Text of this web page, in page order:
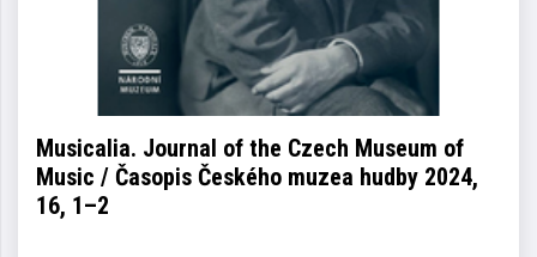
Musicalia. Journal of the Czech Museum of
Music / Časopis Českého muzea hudby 2024,
16, 1–2